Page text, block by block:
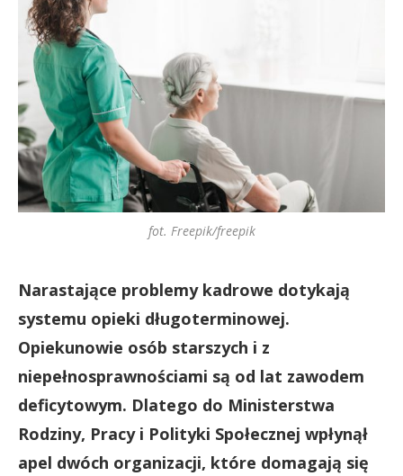
fot. Freepik/freepik
Narastające problemy kadrowe dotykają
systemu opieki długoterminowej.
Opiekunowie osób starszych i z
niepełnosprawnościami są od lat zawodem
deficytowym. Dlatego do Ministerstwa
Rodziny, Pracy i Polityki Społecznej wpłynął
apel dwóch organizacji, które domagają się